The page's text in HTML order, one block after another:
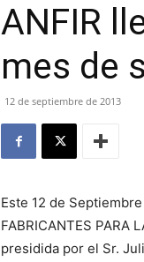
ANFIR
mes de
12 de septiembre de 2013
Este 12 de
FABRICANTES PARA
presidida por el Sr.